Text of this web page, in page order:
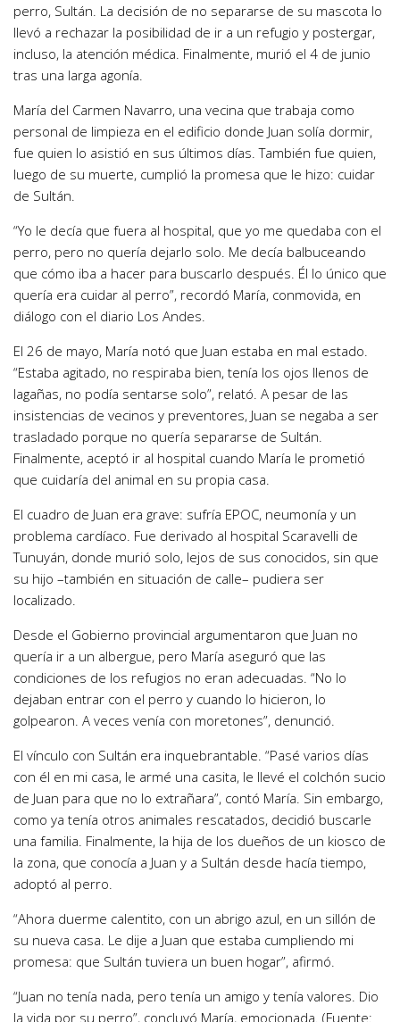
perro, Sultán. La decisión de no separarse de su mascota lo
llevó a rechazar la posibilidad de ir a un refugio y postergar,
incluso, la atención médica. Finalmente, murió el 4 de junio
tras una larga agonía.
María del Carmen Navarro, una vecina que trabaja como
personal de limpieza en el edificio donde Juan solía dormir,
fue quien lo asistió en sus últimos días. También fue quien,
luego de su muerte, cumplió la promesa que le hizo: cuidar
de Sultán.
“Yo le decía que fuera al hospital, que yo me quedaba con el
perro, pero no quería dejarlo solo. Me decía balbuceando
que cómo iba a hacer para buscarlo después. Él lo único que
quería era cuidar al perro”, recordó María, conmovida, en
diálogo con el diario Los Andes
El 26 de mayo, María notó que Juan estaba en mal estado.
“Estaba agitado, no respiraba bien, tenía los ojos llenos de
lagañas, no podía sentarse solo”, relató. A pesar de las
insistencias de vecinos y preventores, Juan se negaba a ser
trasladado porque no quería separarse de Sultán.
Finalmente, aceptó ir al hospital cuando María le prometió
que cuidaría del animal en su propia casa.
El cuadro de Juan era grave: sufría EPOC, neumonía y un
problema cardíaco. Fue derivado al hospital Scaravelli de
Tunuyán, donde murió solo, lejos de sus conocidos, sin que
su hijo –también en situación de calle– pudiera ser
localizado.
Desde el Gobierno provincial argumentaron que Juan no
quería ir a un albergue, pero María aseguró que las
condiciones de los refugios no eran adecuadas. “No lo
dejaban entrar con el perro y cuando lo hicieron, lo
golpearon. A veces venía con moretones”, denunció.
El vínculo con Sultán era inquebrantable. “Pasé varios días
con él en mi casa, le armé una casita, le llevé el colchón sucio
de Juan para que no lo extrañara”, contó María. Sin embargo,
como ya tenía otros animales rescatados, decidió buscarle
una familia. Finalmente, la hija de los dueños de un kiosco de
la zona, que conocía a Juan y a Sultán desde hacía tiempo,
adoptó al perro.
“Ahora duerme calentito, con un abrigo azul, en un sillón de
su nueva casa. Le dije a Juan que estaba cumpliendo mi
promesa: que Sultán tuviera un buen hogar”, afirmó.
“Juan no tenía nada, pero tenía un amigo y tenía valores. Dio
la vida por su perro”, concluyó María, emocionada. (Fuente: